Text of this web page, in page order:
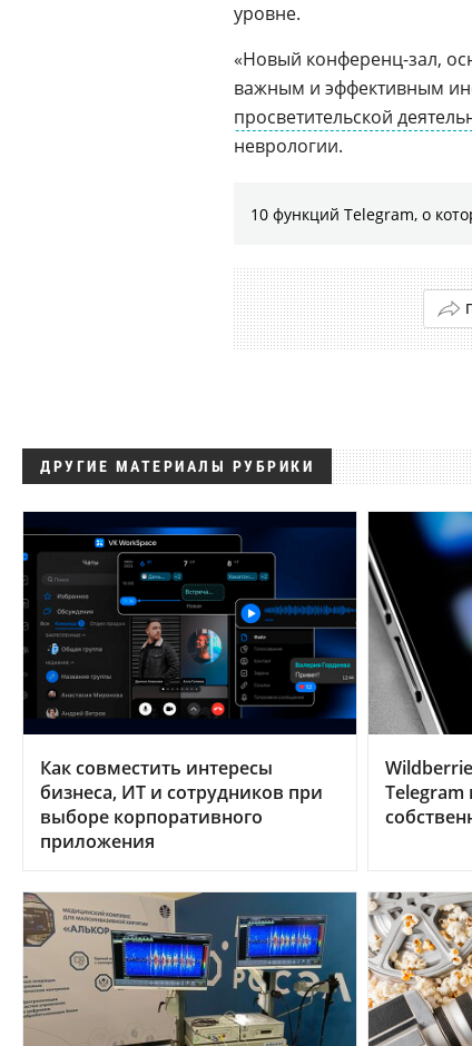
уровне.
«Новый конференц-зал,
важным и эффективным
просветительской
неврологии.
10 функций Telegram, о
ДРУГИЕ МАТЕРИАЛЫ РУБРИКИ
Как совместить интересы
бизнеса, ИТ и сотрудников при
выборе корпоративного
приложения
Telegram